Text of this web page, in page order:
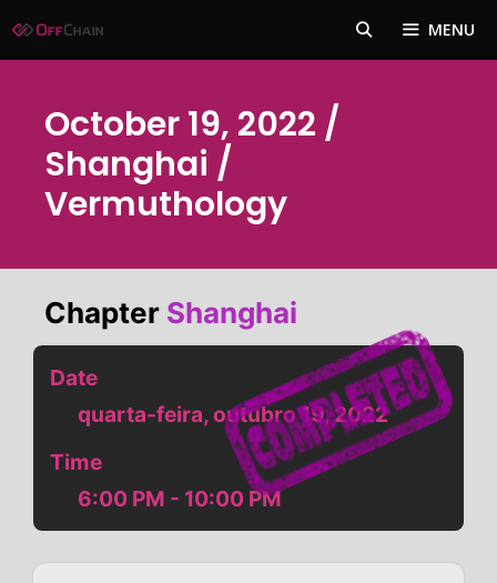
para
MENU
October 19, 2022 /
Shanghai /
Vermuthology
Chapter Shanghai
Date
quarta-feira, outubro 19, 2022
Time
6:00 PM - 10:00 PM